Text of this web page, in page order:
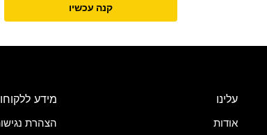
קנה עכשיו
עלינו
אודות
מידע
הצהרת